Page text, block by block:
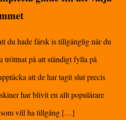
du hade färsk is tillgänglig när du
tröttnat på att ständigt fylla på
att de har tagit slut precis
har blivit en allt populärare
som vill ha tillgång […]